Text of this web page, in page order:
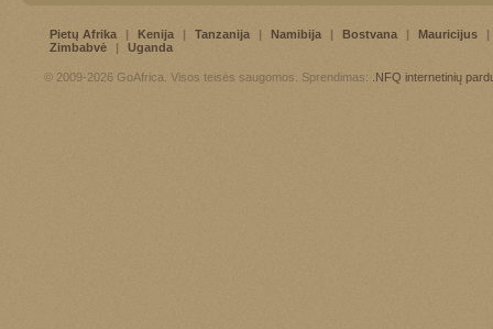
Pietų Afrika | Kenija | Tanzanija | Namibija | Bostvana | Mauricijus
|
Zimbabvė
| Uganda
© 2009-2026 GoAfrica. Visos teisės saugomos. Sprendimas: .NFQ internetinių